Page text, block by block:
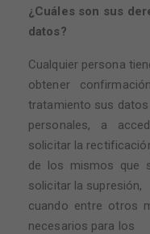
¿Cuáles son sus
datos?
Cualquier persona
obtener
tratamiento sus datos
personales, a
solicitar la
de los mismos que
solicitar la supresión,
cuando entre otros
necesarios para los